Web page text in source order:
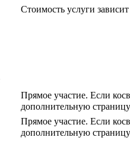
Стоимость услуги
Прямое участие. Если
дополнительную страницу
Прямое участие. Если
дополнительную страницу